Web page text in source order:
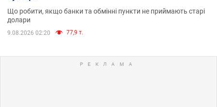
Що робити, якщо банки та обмінні пункти не приймають старі
долари
9.08.2026 02:20 77,9 т.